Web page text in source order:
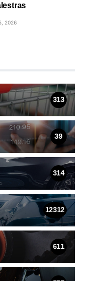
2026
313
39
314
12312
611